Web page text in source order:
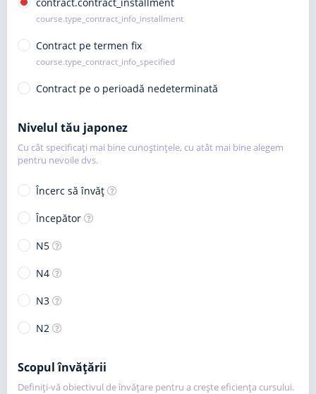
course.type_contract_info_installment
Contract pe termen fix
course.type_contract_info_specified
Contract pe o perioadă nedeterminată
Nivelul tău japonez
Cu cât specificați mai bine cunoștințele, cu atât mai bine alegem
pentru nevoile dvs.
Încerc să învăț
Începător
N5
N4
N3
N2
Scopul învățării
Definiți-vă obiectivul de învățare pentru a crește eficiența cursului.